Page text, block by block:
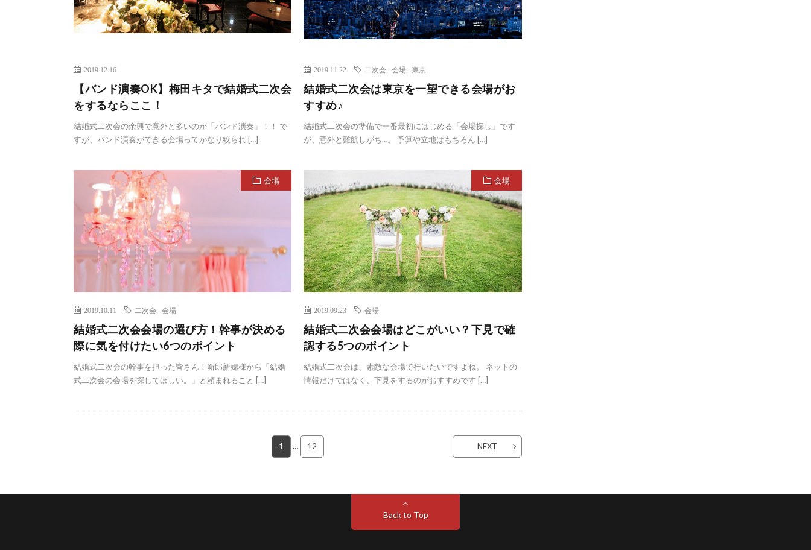
2019.12.16
【バンド演奏OK】梅田キタで結婚式二次会
をするならここ！
結婚式二次会の余興で意外と多いのが「バンド演奏」！！ で
すが、バンド演奏ができる会場ってかなり絞られ […]
2019.11.22 二次会 ,会場 ,東京
結婚式二次会は東京を一望できる会場がお
すすめ♪
結婚式二次会の準備で一番最初にはじめる「会場探し」です
が、意外と難航しがち…。 予算や立地はもちろん […]
会場
2019.10.11 二次会 会場
結婚式二次会会場の選び方！幹事が決める
際に気を付けたい6つのポイント
結婚式二次会の幹事を担った皆さん！新郎新婦様から「結婚
式二次会の会場を探してほしい。」と頼まれること […]
会場
2019.09.23 会場
結婚式二次会会場はどこがいい？下見で確
認する5つのポイント
結婚式二次会は、素敵な会場で行いたいですよね。 ネットの
情報だけではなく、下見をするのがおすすめです […]
1 … 12 NEXT
Back to Top